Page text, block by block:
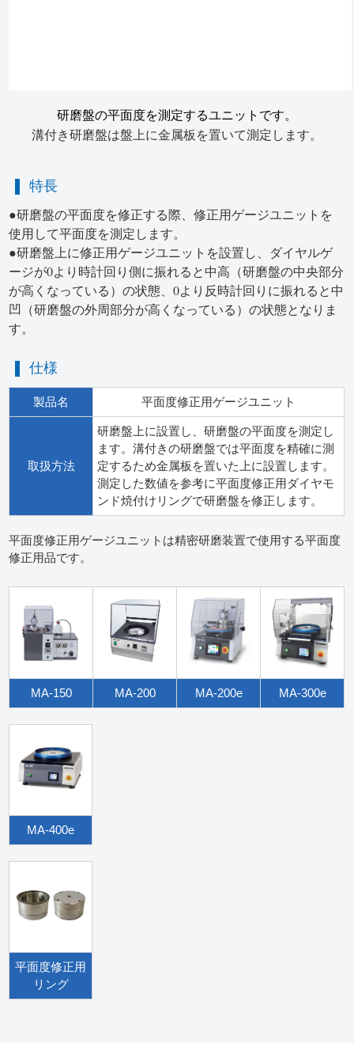
研磨盤の平面度を測定するユニットです。
溝付き研磨盤は盤上に金属板を置いて測定します。
特長
●研磨盤の平面度を修正する際、修正用ゲージユニットを
使用して平面度を測定します。
●研磨盤上に修正用ゲージユニットを設置し、ダイヤルゲ
ージが0より時計回り側に振れると中高（研磨盤の中央部分
が高くなっている）の状態、0より反時計回りに振れると中
凹（研磨盤の外周部分が高くなっている）の状態となりま
す。
仕様
製品名 平面度修正用ゲージユニット
取扱方法
研磨盤上に設置し、研磨盤の平面度を測定し
ます。溝付きの研磨盤では平面度を精確に測
定するため金属板を置いた上に設置します。
測定した数値を参考に平面度修正用ダイヤモ
ンド焼付けリングで研磨盤を修正します。
平面度修正用ゲージユニットは精密研磨装置で使用する平面度
修正用品です。
MA-150 MA-200 MA-200e MA-300e
MA-400e
平面度修正用
リング